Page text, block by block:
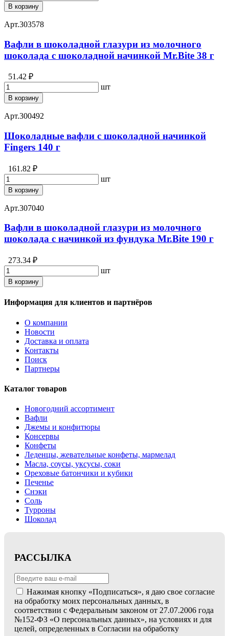
В корзину
Арт.303578
Вафли в шоколадной глазури из молочного
шоколада с шоколадной начинкой Mr.Bite 38 г
51.42 ₽
шт
В корзину
Арт.300492
Шоколадные вафли с шоколадной начинкой
Fingers 140 г
161.82 ₽
шт
В корзину
Арт.307040
Вафли в шоколадной глазури из молочного
шоколада с начинкой из фундука Mr.Bite 190 г
273.34 ₽
шт
В корзину
Информация для клиентов и партнёров
О компании
Новости
Доставка и оплата
Контакты
Поиск
Партнеры
Каталог товаров
Новогодний ассортимент
Вафли
Джемы и конфитюры
Консервы
Конфеты
Леденцы, жевательные конфеты, мармелад
Масла, соусы, уксусы, соки
Ореховые батончики и кубики
Печенье
Снэки
Соль
Турроны
Шоколад
РАССЫЛКА
Нажимая кнопку «Подписаться», я даю свое согласие
на обработку моих персональных данных, в
соответствии с Федеральным законом от 27.07.2006 года
№152-ФЗ «О персональных данных», на условиях и для
целей, определенных в Согласии на обработку